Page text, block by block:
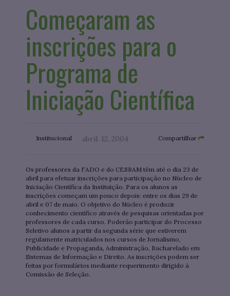
Começaram as
inscrições para o
Programa de
Iniciação Científica
Institucional abril. 12, 2004 Compartilhar
Os professores da FADO e do CESBAM têm até o dia 23 de
abril para efetuar inscrições para participação no Núcleo de
Iniciação Científica da Instituição. Para os alunos as
inscrições começam um pouco depois: entre os dias 29 de
abril e 07 de maio. O objetivo do Núcleo é produzir
conhecimento científico através de pesquisas orientadas por
professores de cada curso. Poderão participar do Processo
Seletivo alunos a partir da segunda série que estiverem
regulamente matriculados nos cursos de Jornalismo,
Publicidade e Propaganda, Administração, Bacharelado em
Sistemas de Informação e Direito. As inscrições podem ser
feitas por formulários mediante requerimento dirigido à
Comissão de Seleção.